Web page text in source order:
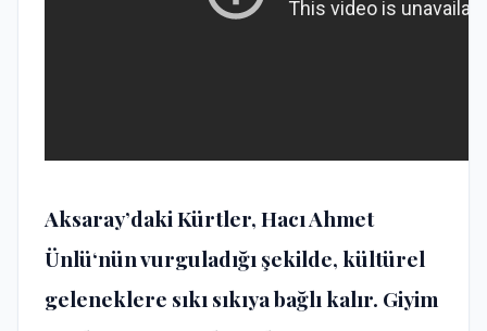
Aksaray’daki Kürtler,Hacı Ahmet
Ünlü‘nün vurguladığı şekilde, kültürel
geleneklere sıkı sıkıya bağlı kalır. Giyim